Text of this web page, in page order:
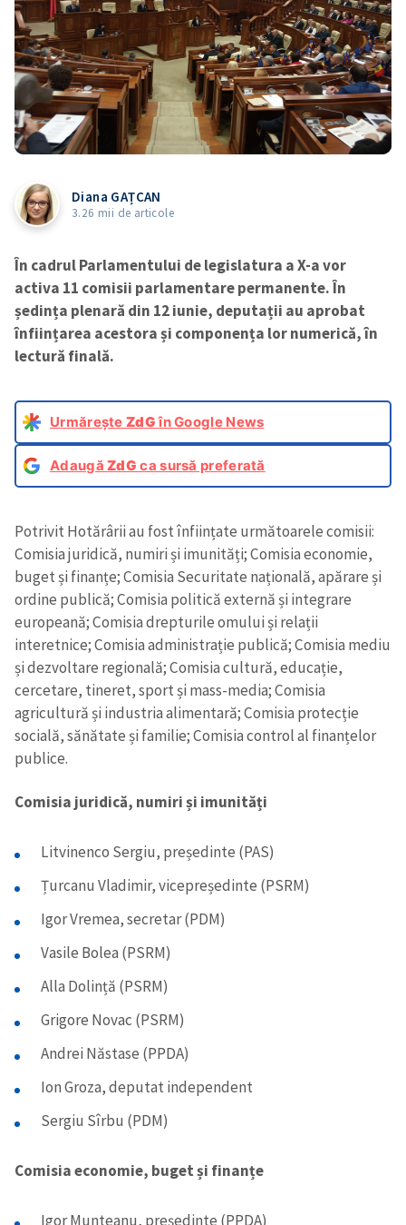
Diana GAȚCAN
3.26 mii de articole
În cadrul Parlamentului de legislatura a X-a vor
activa 11 comisii parlamentare permanente. În
ședința plenară din 12 iunie, deputații au aprobat
înființarea acestora și componența lor numerică, în
lectură finală.
Urmărește ZdGîn Google News
AdaugăZdG ca sursă preferată
Potrivit Hotărârii au fost înființate următoarele comisii:
Comisia juridică, numiri și imunități; Comisia economie,
buget și finanțe; Comisia Securitate națională, apărare și
ordine publică; Comisia politică externă și integrare
europeană; Comisia drepturile omului și relații
interetnice; Comisia administrație publică; Comisia mediu
și dezvoltare regională; Comisia cultură, educație,
cercetare, tineret, sport și mass-media; Comisia
agricultură și industria alimentară; Comisia protecție
socială, sănătate și familie; Comisia control al finanțelor
publice.
Comisia juridică, numiri și imunități
Litvinenco Sergiu, președinte (PAS)
Țurcanu Vladimir, vicepreședinte (PSRM)
Igor Vremea, secretar (PDM)
Vasile Bolea (PSRM)
Alla Dolință (PSRM)
Grigore Novac (PSRM)
Andrei Năstase (PPDA)
Ion Groza, deputat independent
Sergiu Sîrbu (PDM)
Comisia economie, buget și finanțe
Igor Munteanu, președinte (PPDA)